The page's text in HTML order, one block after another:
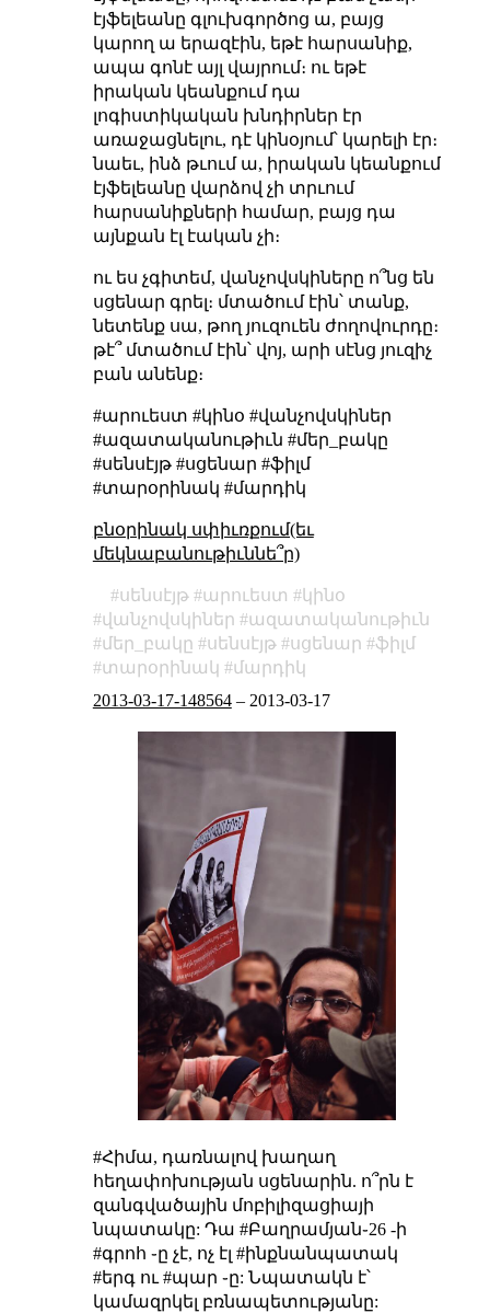
էյֆելեանը գլուխգործոց ա, բայց
կարող ա երազէին, եթէ հարսանիք,
ապա գոնէ այլ վայրում։ ու եթէ
իրական կեանքում դա
լոգիստիկական խնդիրներ էր
առաջացնելու, դէ կինօյում՝ կարելի էր։
նաեւ, ինձ թւում ա, իրական կեանքում
էյֆելեանը վարձով չի տրւում
հարսանիքների համար, բայց դա
այնքան էլ էական չի։
ու ես չգիտեմ, վանչովսկիները ո՞նց են
սցենար գրել։ մտածում էին՝ տանք,
նետենք սա, թող յուզուեն ժողովուրդը։
թէ՞ մտածում էին՝ վոյ, արի սէնց յուզիչ
բան անենք։
#արուեստ #կինօ #վանչովսկիներ
#ազատականութիւն #մեր_բակը
#սենսէյթ #սցենար #ֆիլմ
#տարօրինակ #մարդիկ
բնօրինակ սփիւռքում(եւ
մեկնաբանութիւննե՞ր)
սենսէյթ արուեստ
կինօ
վանչովսկիներ
ազատականութիւն
մեր_բակը
սենսէյթ սցենար
ֆիլմ
տարօրինակ
մարդիկ
2013-03-17-148564– 2013-03-17
#Հիմա, դառնալով խաղաղ
հեղափոխության սցենարին. ո՞րն է
զանգվածային մոբիլիզացիայի
նպատակը: Դա #Բաղրամյան֊26 -ի
#գրոհ ֊ը չէ, ոչ էլ #ինքնանպատակ
#երգ ու #պար ֊ը: Նպատակն է՝
կամազրկել բռնապետությանը: